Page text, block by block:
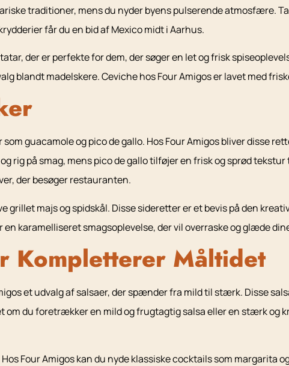
traditioner, mens du nyder byens pulserende atmosfære.
får du en bid af Mexico midt i Aarhus.
der er perfekte for dem, der søger en let og frisk
blandt madelskere. Ceviche hos Four Amigos er lavet med
guacamole og pico de gallo. Hos Four Amigos bliver disse
rig på smag, mens pico de gallo tilføjer en frisk og sprød
der besøger restauranten.
grillet majs og spidskål. Disse sideretter er et bevis på den
karamelliseret smagsoplevelse, der vil overraske og glæde
Kompletterer Måltidet
et udvalg af salsaer, der spænder fra mild til stærk. Disse
om du foretrækker en mild og frugtagtig salsa eller en stærk og
Four Amigos kan du nyde klassiske cocktails som margarita